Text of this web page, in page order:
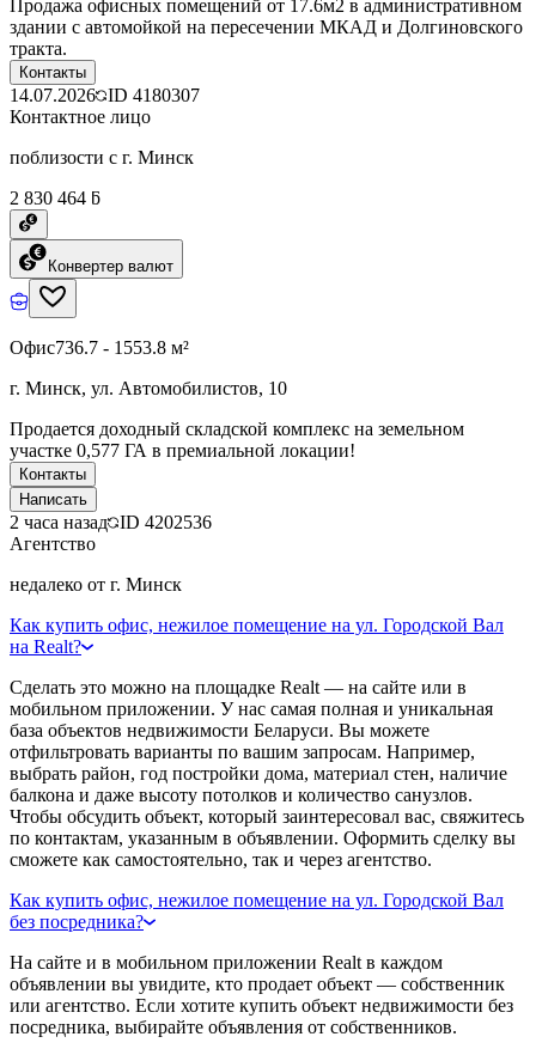
Продажа офисных помещений от 17.6м2 в административном
здании с автомойкой на пересечении МКАД и Долгиновского
тракта.
Контакты
14.07.2026 ID 4180307
Контактное лицо
поблизости с г. Минск
2 830 464 ƃ
Конвертер валют
Офис736.7 - 1553.8 м²
г. Минск, ул. Автомобилистов, 10
Продается доходный складской комплекс на земельном
участке 0,577 ГА в премиальной локации!
Контакты
Написать
2 часа назад ID 4202536
Агентство
недалеко от г. Минск
Как купить офис, нежилое помещение на ул. Городской Вал
на Realt?
Сделать это можно на площадке Realt — на сайте или в
мобильном приложении. У нас самая полная и уникальная
база объектов недвижимости Беларуси. Вы можете
отфильтровать варианты по вашим запросам. Например,
выбрать район, год постройки дома, материал стен, наличие
балкона и даже высоту потолков и количество санузлов.
Чтобы обсудить объект, который заинтересовал вас, свяжитесь
по контактам, указанным в объявлении. Оформить сделку вы
сможете как самостоятельно, так и через агентство.
Как купить офис, нежилое помещение на ул. Городской Вал
без посредника?
На сайте и в мобильном приложении Realt в каждом
объявлении вы увидите, кто продает объект — собственник
или агентство. Если хотите купить объект недвижимости без
посредника, выбирайте объявления от собственников.